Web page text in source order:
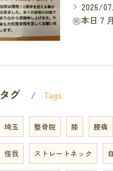
2026/
タグ Tags
埼玉 整骨院 膝 腰痛
怪我 ストレートネック